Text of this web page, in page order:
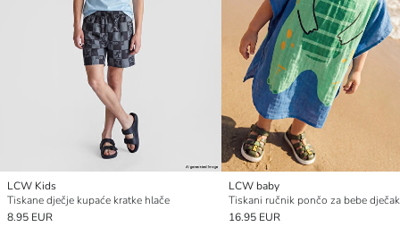
LCW Kids
Tiskane dječje kupaće kratke hlače
8.95 EUR
LCW baby
Tiskani ručnik pončo za bebe
16.95 EUR